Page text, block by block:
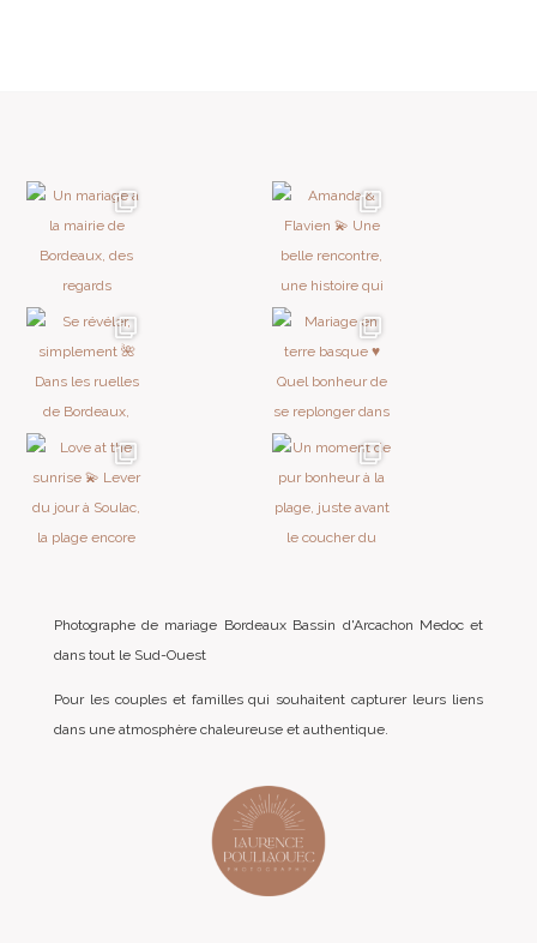
Photographe de mariage Bordeaux Bassin d'Arcachon Medoc et
dans tout le Sud-Ouest
Pour les couples et familles qui souhaitent capturer leurs liens
dans une atmosphère chaleureuse et authentique.